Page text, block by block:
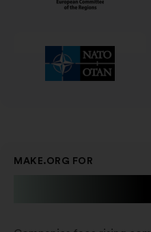
MAKE.ORG FOR